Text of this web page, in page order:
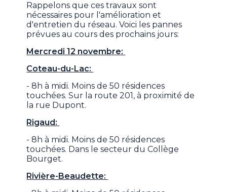
Rappelons que ces travaux sont
nécessaires pour l'amélioration et
d'entretien du réseau. Voici les pannes
prévues au cours des prochains jours:
Mercredi 12 novembre:
Coteau-du-Lac:
- 8h à midi. Moins de 50 résidences
touchées. Sur la route 201, à proximité de
la rue Dupont.
Rigaud:
- 8h à midi. Moins de 50 résidences
touchées. Dans le secteur du Collège
Bourget.
Rivière-Beaudette: